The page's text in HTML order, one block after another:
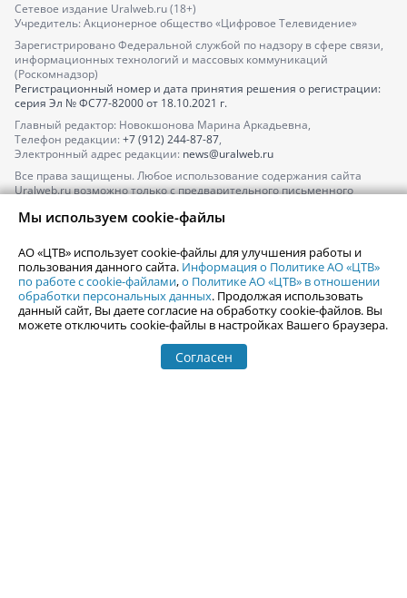
Сетевое издание Uralweb.ru (18+)
Учредитель: Акционерное общество «Цифровое Телевидение»
Зарегистрировано Федеральной службой по надзору в сфере связи,
информационных технологий и массовых коммуникаций
(Роскомнадзор)
Регистрационный номер и дата принятия решения о регистрации:
серия Эл № ФС77-82000от 18.10.2021 г.
Главный редактор: Новокшонова Марина Аркадьевна,
Телефон редакции: +7 (912) 244-87-87,
Электронный адрес редакции: news@uralweb.ru
Все права защищены. Любое использование содержания сайта
Uralweb.ru возможно только с предварительного письменного
По вопросам размещения рекламы обращайтесь по тел.
По вопросам размещения информации в разделе «Афиша»
afisha@uralweb.ru
Пользовательское соглашение на использование сайта
Политика АО «ЦТВ» в отношении обработки персональных данных
Мы используем cookie-файлы
АО «ЦТВ» использует cookie-файлы для улучшения работы и
пользования данного сайта. Информация о Политике АО «ЦТВ»
по работе с cookie-файлами,о Политике АО «ЦТВ» в отношении
обработки персональных данных. Продолжая использовать
данный сайт, Вы даете согласие на обработку cookie-файлов. Вы
можете отключить cookie-файлы в настройках Вашего браузера.
Согласен